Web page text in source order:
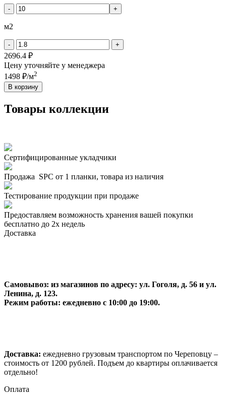
Кронапласт
-
- +
м2
- +
2696.4 ₽
Цену уточняйте у менеджера
1498 ₽/м2
В корзину
Товары коллекции
Сертифицированные укладчики
Продажа SPC от 1 планки, товара из наличия
Тестирование продукции при продаже
Предоставляем возможность хранения вашей покупки
бесплатно до 2х недель
Доставка
Самовывоз: из магазинов по адресу: ул. Гоголя, д. 56 и ул.
Ленина, д. 123.
Режим работы: ежедневно с 10:00 до 19:00.
Доставка: ежедневно грузовым транспортом по Череповцу –
стоимость от 1200 рублей. Подъем до квартиры оплачивается
отдельно!
Оплата